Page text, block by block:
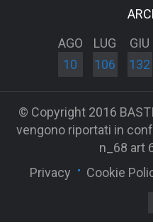
AGO
10
LUG
106
GIU
132
© Copyright 2016
vengono riportati in
n_68 art
Privacy
Cookie